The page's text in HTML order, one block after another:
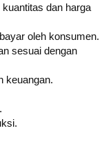
dan harga
oleh konsumen.
sesuai dengan
keuangan.
.